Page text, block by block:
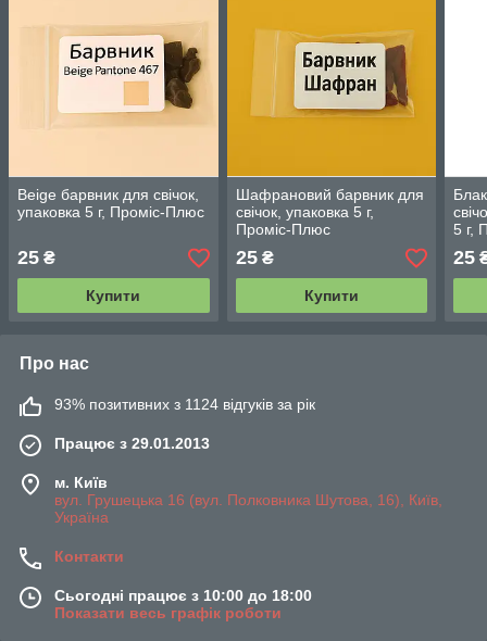
Beige барвник для свічок,
упаковка 5 г, Проміс-Плюс
25 ₴
Купити
Шафрановий барвник для
свічок, упаковка 5 г,
Проміс-Плюс
25₴
Купити
5 г,
25
Про нас
93% позитивних з 1124 відгуків за рік
Працює з 29.01.2013
м. Київ
вул. Грушецька 16 (вул. Полковника Шутова, 16), Київ,
Україна
Контакти
Сьогодні працює з 10:00 до 18:00
Показати весь графік роботи